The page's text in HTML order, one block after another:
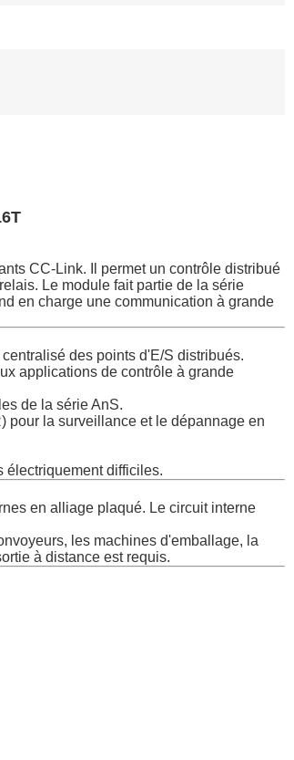
CC-Link. Il permet un contrôle distribué
Le module fait partie de la série
en charge une communication à grande
des points d'E/S distribués.
applications de contrôle à grande
de la série AnS.
pour la surveillance et le dépannage en
électriquement difficiles.
en alliage plaqué. Le circuit interne
les machines d'emballage, la
à distance est requis.